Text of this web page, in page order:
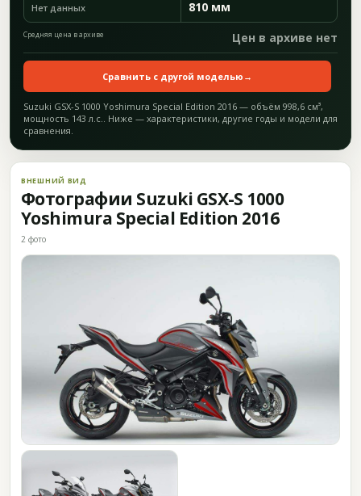
Нет данных 810 мм
Средняя цена в архиве Цен в архиве нет
Сравнить с другой моделью →
Suzuki GSX-S 1000 Yoshimura Special Edition 2016 — объём 998,6 см³,
мощность 143 л.с.. Ниже — характеристики, другие годы и модели для
сравнения.
ВНЕШНИЙ ВИД
Фотографии Suzuki GSX-S 1000
Yoshimura Special Edition 2016
2 фото